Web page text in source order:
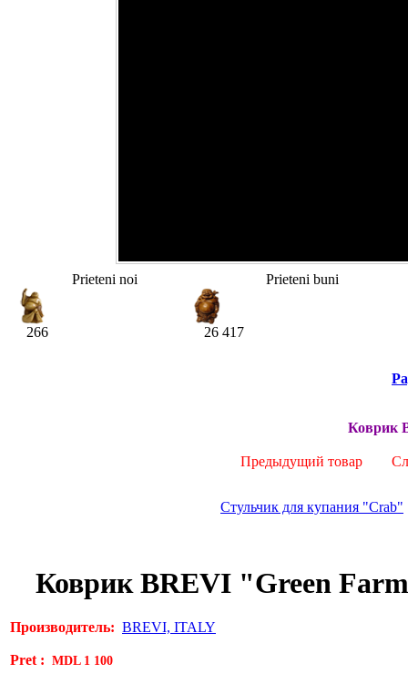
Prieteni noi
266
Prieteni buni
26 417
Коврик
Предыдущий товар
Стульчик для купания "Crab"
Коврик BREVI "Green
Производитель: BREVI, ITALY
Pret : MDL 1 100